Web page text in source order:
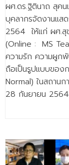
ผศ.ดร.ฐิตินาถ สุค
บุคลากรจัดงานแส
2564 ให้แก่ ผศ.สุ
(Online : MS
ความรัก ความผูก
ถือเป็นรูปแบบของ
Normal) ในสถาน
28 กันยายน 2564